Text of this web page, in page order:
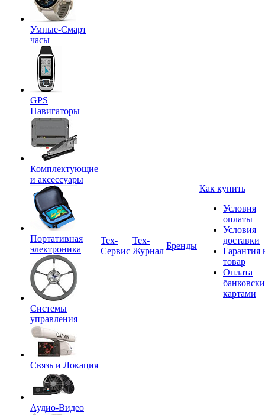
Умные-Смарт
часы
GPS
Навигаторы
Комплектующие
и аксессуары
Портативная
электроника
Системы
управления
Связь и Локация
Аудио-Видео
Tex-
Сервис
Тех-
Журнал
Бренды
Как купить
Условия
оплаты
Условия
доставки
Гарантия
товар
Оплата
картами